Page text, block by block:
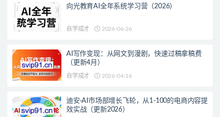
向光教育AI全年系统学习营（2026）
自学成才 2026-06-26
AI写作变现：从网文到漫剧，快速过稿拿稿费
（更新4月）
自学成才 2026-04-16
迪安·AI市场部增长飞轮，从1-100的电商内容提
效实战（更新2026）